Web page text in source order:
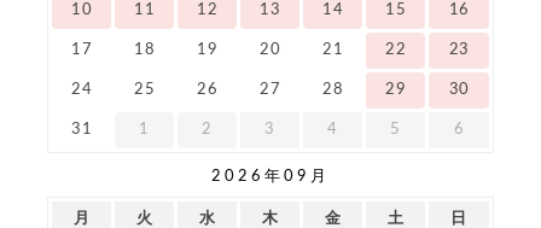
10 11 12 13 14 15 16
17 18 19 20 21 22 23
24 25 26 27 28 29 30
31 1 2 3 4 5 6
2026年09月
月 火 水 木 金 土 日